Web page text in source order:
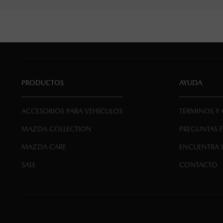
PRODUCTOS
ACCESORIOS PARA VEHÍCULOS
MAZDA COLLECTION
MAZDA CARE
SALE
AYUDA
TÉRMINOS
PREGUNTAS
CONTACTO